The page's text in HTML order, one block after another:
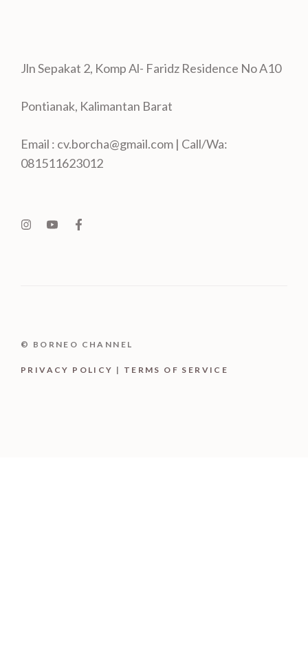
Jln Sepakat 2, Komp Al- Faridz Residence No A10
Pontianak, Kalimantan Barat
Email : cv.borcha@gmail.com | Call/Wa:
081511623012
© BORNEO CHANNEL
PRIVACY POLICY | TERMS OF SERVICE